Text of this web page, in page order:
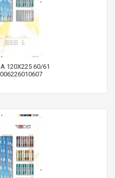
120X225 60/61